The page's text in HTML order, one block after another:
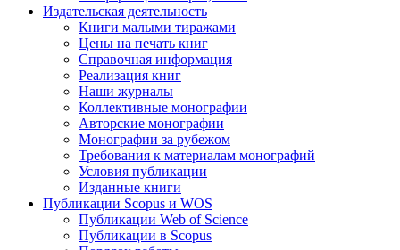
Издательская деятельность
Книги малыми тиражами
Цены на печать книг
Справочная информация
Реализация книг
Наши журналы
Коллективные монографии
Авторские монографии
Монографии за рубежом
Требования к материалам монографий
Условия публикации
Изданные книги
Публикации Scopus и WOS
Публикации Web of Science
Публикации в Scopus